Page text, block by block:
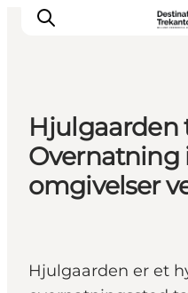
LEGOLAND®
Byer
Det sker
Køb
Overnatning
omgivelser
Hjulgaarden er et